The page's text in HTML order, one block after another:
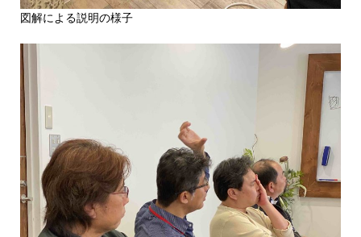
図解による説明の様子